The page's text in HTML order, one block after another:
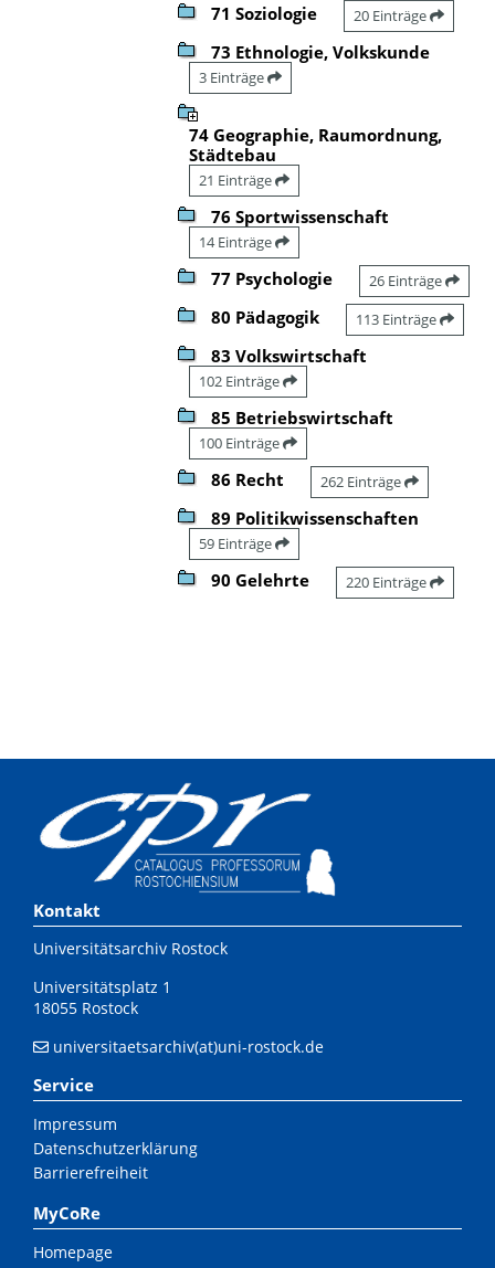
71 Soziologie 20 Einträge
73 Ethnologie, Volkskunde
3 Einträge
74 Geographie, Raumordnung,
Städtebau
21 Einträge
76 Sportwissenschaft
14 Einträge
77 Psychologie 26 Einträge
80 Pädagogik 113 Einträge
83 Volkswirtschaft
102 Einträge
85 Betriebswirtschaft
100 Einträge
86 Recht 262 Einträge
89 Politikwissenschaften
59 Einträge
90 Gelehrte 220 Einträge
Kontakt
Universitätsarchiv Rostock
Universitätsplatz 1
18055 Rostock
universitaetsarchiv(at)uni-rostock.de
Service
Impressum
Datenschutzerklärung
Barrierefreiheit
MyCoRe
Homepage